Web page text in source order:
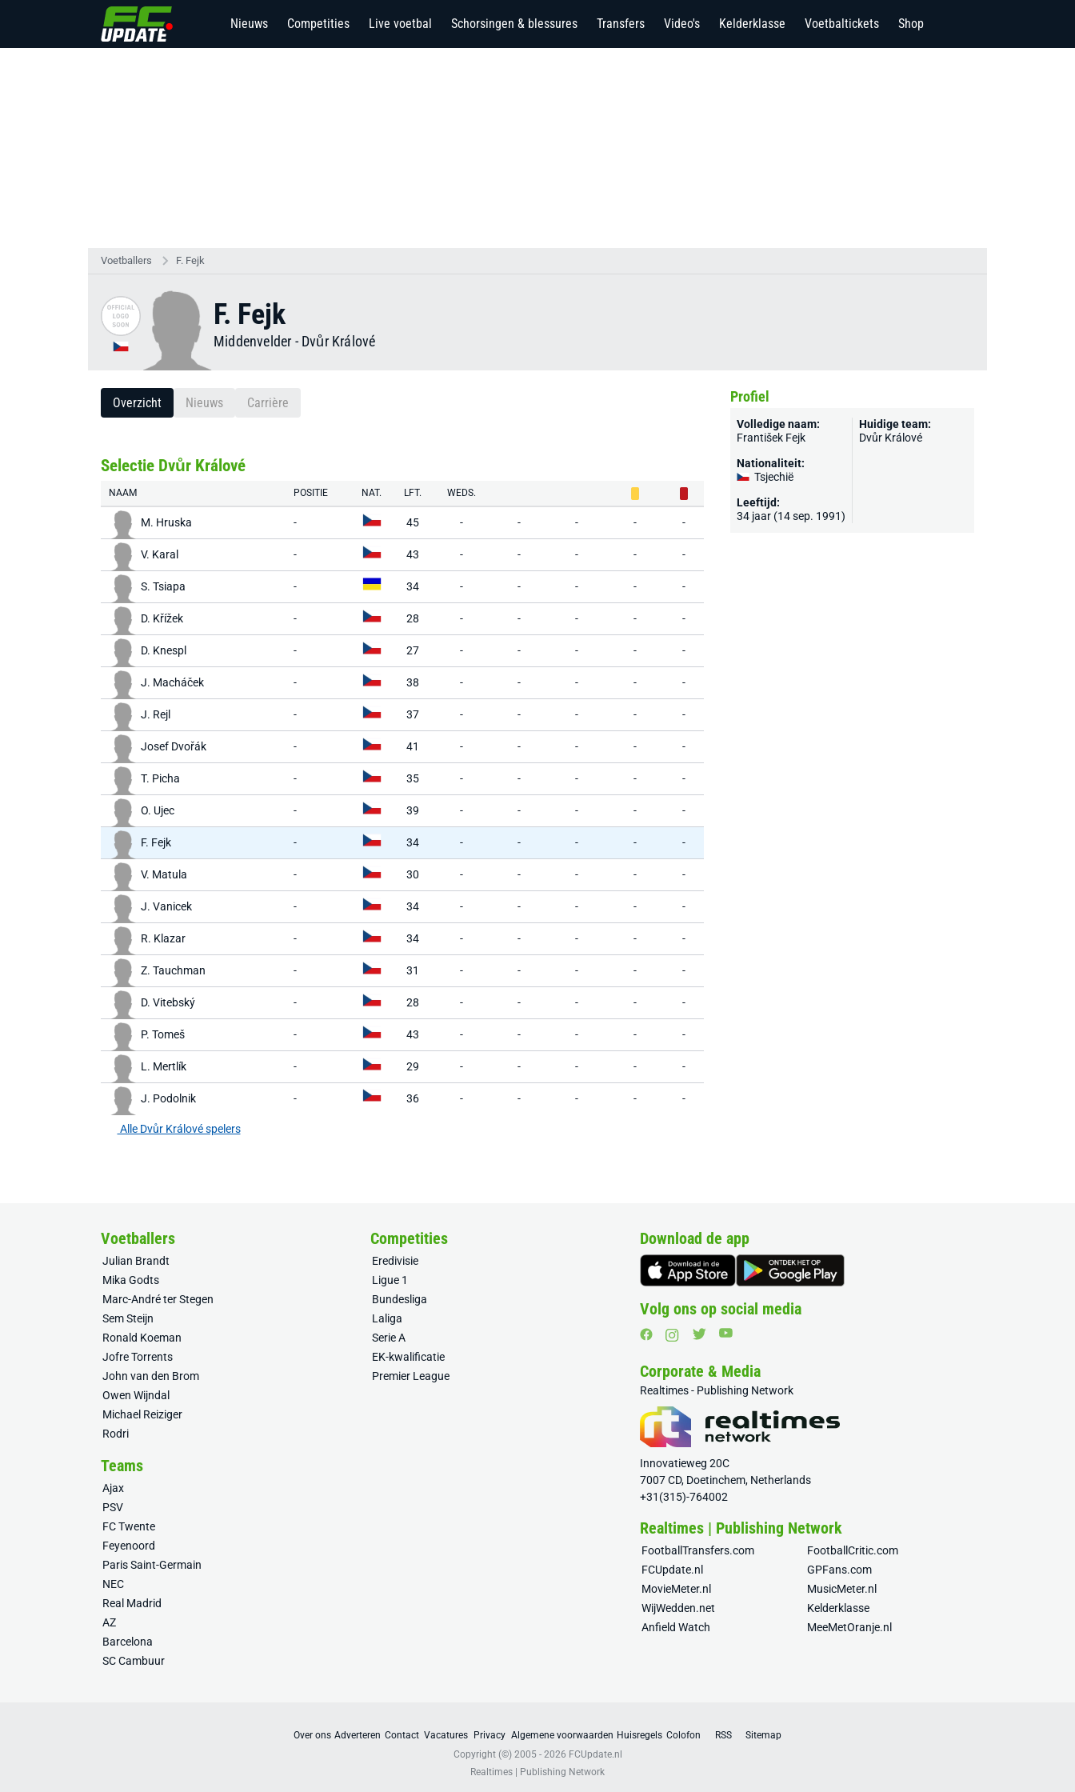
Nieuws Competities Live voetbal Schorsingen & blessures Transfers Video's Kelderklasse Voetbaltickets Shop
Voetballers F. Fejk
F. Fejk
Middenvelder - Dvůr Králové
Overzicht Nieuws Carrière
Selectie Dvůr Králové
NAAM POSITIE NAT. LFT. WEDS.
M. Hruska - 45 - - - - -
V. Karal - 43 - - - - -
S. Tsiapa - 34 - - - - -
D. Křížek - 28 - - - - -
D. Knespl - 27 - - - - -
J. Macháček - 38 - - - - -
J. Rejl - 37 - - - - -
Josef Dvořák - 41 - - - - -
T. Picha - 35 - - - - -
O. Ujec - 39 - - - - -
F. Fejk - 34 - - - - -
V. Matula - 30 - - - - -
J. Vanicek - 34 - - - - -
R. Klazar - 34 - - - - -
Z. Tauchman - 31 - - - - -
D. Vitebský - 28 - - - - -
P. Tomeš - 43 - - - - -
L. Mertlík - 29 - - - - -
J. Podolnik - 36 - - - - -
Alle Dvůr Králové spelers
Profiel
Volledige naam:
František Fejk
Nationaliteit:
Tsjechië
Leeftijd:
34 jaar (14 sep. 1991)
Huidige team:
Dvůr Králové
Voetballers
Julian Brandt
Mika Godts
Marc-André ter Stegen
Sem Steijn
Ronald Koeman
Jofre Torrents
John van den Brom
Owen Wijndal
Michael Reiziger
Rodri
Competities
Eredivisie
Ligue 1
Bundesliga
Laliga
Serie A
EK-kwalificatie
Premier League
Teams
Ajax
PSV
FC Twente
Feyenoord
Paris Saint-Germain
NEC
Real Madrid
AZ
Barcelona
SC Cambuur
Download de app
Volg ons op social media
Corporate & Media
Realtimes - Publishing Network
Innovatieweg 20C
7007 CD, Doetinchem, Netherlands
+31(315)-764002
Realtimes | Publishing Network
FootballTransfers.com
FootballCritic.com
FCUpdate.nl
GPFans.com
MovieMeter.nl
MusicMeter.nl
WijWedden.net
Kelderklasse
Anfield Watch
MeeMetOranje.nl
Over ons Adverteren Contact Vacatures Privacy Algemene voorwaarden Huisregels Colofon RSS
Sitemap
Copyright (©) 2005 - 2026 FCUpdate.nl
Realtimes | Publishing Network